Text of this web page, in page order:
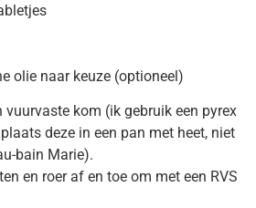
olie naar keuze (optioneel)
vuurvaste kom (ik gebruik een pyrex
deze in een pan met heet, niet
bain Marie).
en roer af en toe om met een RVS